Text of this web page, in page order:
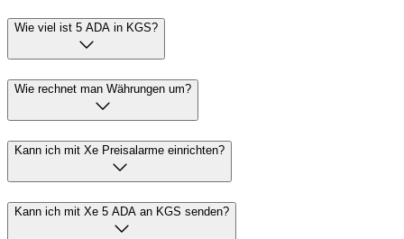
Wie viel ist 5 ADA in KGS?
Wie rechnet man Währungen um?
Kann ich mit Xe Preisalarme einrichten?
Kann ich mit Xe 5 ADA an KGS senden?